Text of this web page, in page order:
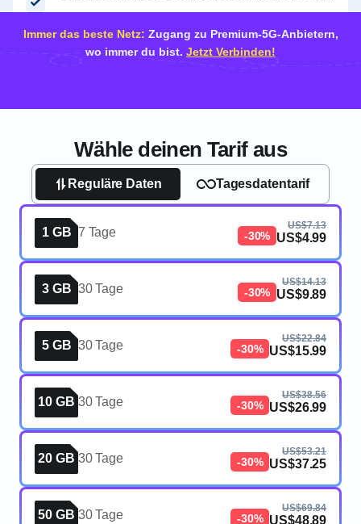
Immer das beste Netz: Zugang zu Premium-5G-Anbietern,
wo immer du bist. Jetzt Verbinden!
Wähle deinen Tarif aus
Reguläre Daten Tagesdatentarif
1 GB 7 Tage -30%
US$7.13
US$4.99
3 GB 30 Tage -30%
US$14.13
US$9.89
5 GB 30 Tage -30%
US$22.84
US$15.99
10 GB 30 Tage -30%
US$38.56
US$26.99
20 GB 30 Tage -30%
US$53.21
US$37.25
50 GB 30 Tage -30%
US$69.84
US$48.89